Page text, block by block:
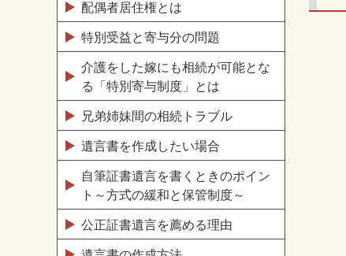
配偶者居住権とは
特別受益と寄与分の問題
介護をした嫁にも相続が可能とな
る「特別寄与制度」とは
兄弟姉妹間の相続トラブル
遺言書を作成したい場合
自筆証書遺言を書くときのポイン
ト～方式の緩和と保管制度～
公正証書遺言を薦める理由